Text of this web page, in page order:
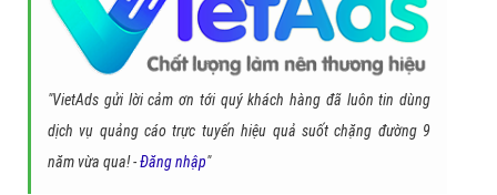
"VietAds gửi lời cảm ơn tới quý khách hàng đã luôn tin dùng
dịch vụ quảng cáo trực tuyến hiệu quả suốt chặng đường 9
năm vừa qua! -Đăng nhập"